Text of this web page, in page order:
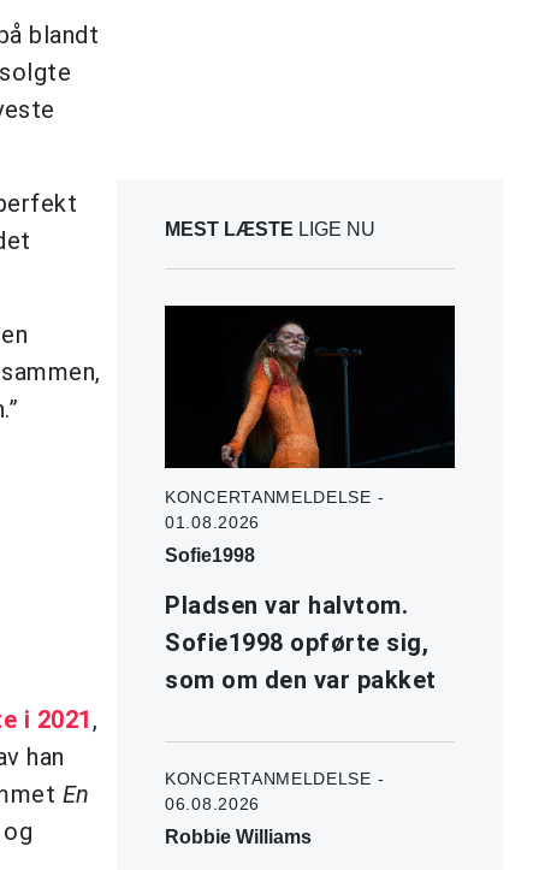
blandt
i 2021 ,
han
En
MEST LÆSTE LIGE NU
KONCERTANMELDELSE -
01.08.2026
Sofie1998
Pladsen var halvtom.
Sofie1998 opførte sig,
som om den var pakket
KONCERTANMELDELSE -
06.08.2026
Robbie Williams